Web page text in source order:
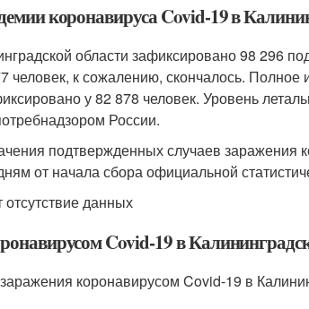
коронавируса Covid-19 в
области зафиксировано 98 296
человек, к сожалению, скончалось. Полное
у 82 878 человек. Уровень
России.
подтвержденных случаев заражения
от начала сбора официальной
данных
Covid-19 в
коронавирусом Covid-19 в